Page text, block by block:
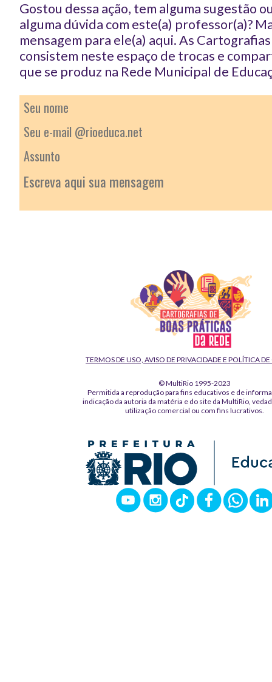
Gostou dessa ação, tem alguma sugestão
alguma dúvida com este(a) professor(a)?
mensagem para ele(a) aqui. As
consistem neste espaço de trocas e
que se produz na Rede Municipal de
TERMOS DE USO, AVISO DE PRIVACIDADE E POLÍTICA
© MultiRio 1995-2023
Permitida a reprodução para fins educativos e de
indicação da autoria da matéria e do site da MultiRio,
utilização comercial ou com fins lucrativos.